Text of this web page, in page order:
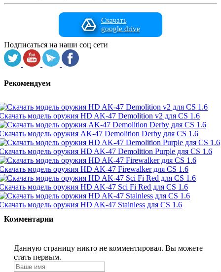
Скачать
google drive
Подписаться на наши соц сети
Рекомендуем
модель оружия HD AK-47 Demolition v2 для CS 1.6
модель оружия AK-47 Demolition Derby для CS 1.6
модель оружия HD AK-47 Demolition Purple для CS 1.6
модель оружия HD AK-47 Firewalker для CS 1.6
модель оружия HD AK-47 Sci Fi Red для CS 1.6
модель оружия HD AK-47 Stainless для CS 1.6
Комментарии
Данную страницу никто не комментировал. Вы можете
стать первым.